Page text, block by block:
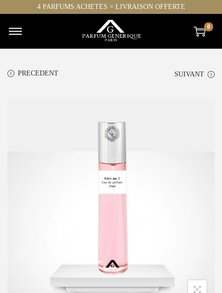
4 PARFUMS ACHETES = LIVRAISON OFFERTE
0
PRECEDENT SUIVANT